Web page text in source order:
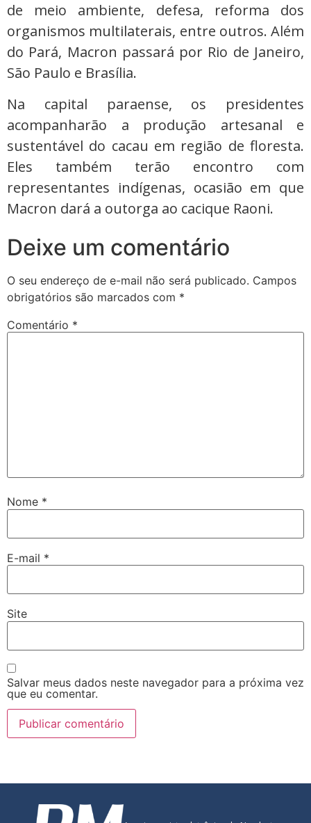
de meio ambiente, defesa, reforma dos
organismos multilaterais, entre outros. Além
do Pará, Macron passará por Rio de Janeiro,
São Paulo e Brasília.
Na capital paraense, os presidentes
acompanharão a produção artesanal e
sustentável do cacau em região de floresta.
Eles também terão encontro com
representantes indígenas, ocasião em que
Macron dará a outorga ao cacique Raoni.
Deixe um comentário
O seu endereço de e-mail não será publicado. Campos
obrigatórios são marcados com *
Comentário *
Nome *
E-mail *
Site
Salvar meus dados neste navegador para a próxima vez
que eu comentar.